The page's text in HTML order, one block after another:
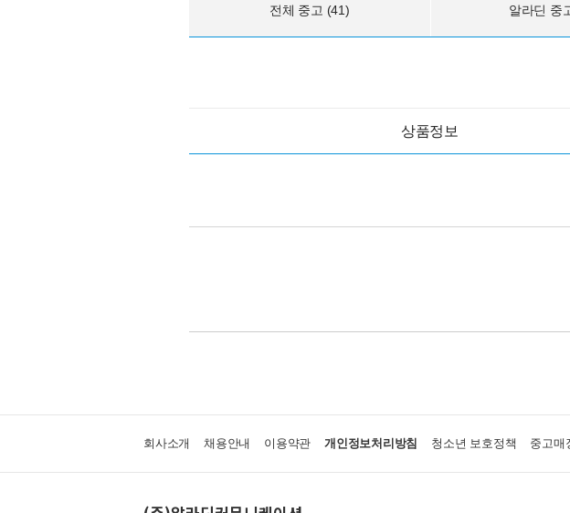
전체 중고 (41) 알라딘 중
상품정보
회사소개 채용안내 이용약관 개인정보처리방침 청소년 보호정책 중고매